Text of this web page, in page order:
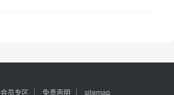
会员专区 免责声明 sitemap